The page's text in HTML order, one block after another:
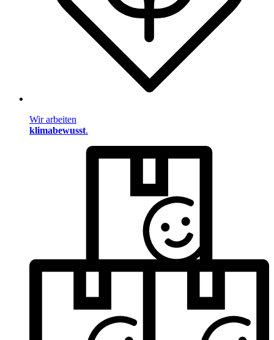
Wir arbeiten
klimabewusst.